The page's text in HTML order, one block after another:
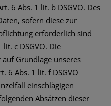
6 Abs. 1 lit. b DSGVO. Des
sofern diese zur
erforderlich sind
c DSGVO. Die
Grundlage unseres
6 Abs. 1 lit. f DSGVO
einschlägigen
Absätzen dieser